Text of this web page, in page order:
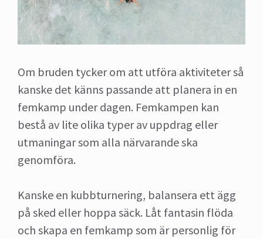
Om bruden tycker om att utföra aktiviteter så
kanske det känns passande att planera in en
femkamp under dagen. Femkampen kan
bestå av lite olika typer av uppdrag eller
utmaningar som alla närvarande ska
genomföra.
Kanske en kubbturnering, balansera ett ägg
på sked eller hoppa säck. Låt fantasin flöda
och skapa en femkamp som är personlig för